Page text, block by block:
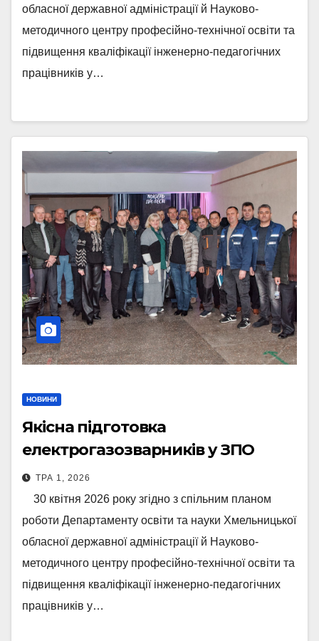
обласної державної адміністрації й Науково-
методичного центру професійно-технічної освіти та
підвищення кваліфікації інженерно-педагогічних
працівників у…
НОВИНИ
Якісна підготовка
електрогазозварників у ЗПО
Хмельниччини
ТРА 1, 2026
30 квітня 2026 року згідно з спільним планом
роботи Департаменту освіти та науки Хмельницької
обласної державної адміністрації й Науково-
методичного центру професійно-технічної освіти та
підвищення кваліфікації інженерно-педагогічних
працівників у…